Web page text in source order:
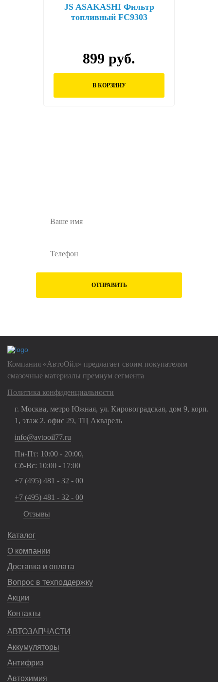
JS ASAKASHI Фильтр
топливный FC9303
899 руб.
В КОРЗИНУ
ОТПРАВИТЬ
Компания «АвтоОйл» предлагает своим покупателям
смазочные материалы премиум сегмента
Политика конфиденциальности
г. Москва, метро Южная, ул. Кировоградская, дом 9, корп.
1, этаж 2. офис 29, ТЦ Акварель
info@avtooil77.ru
Пн-Пт: 10:00 - 20:00,
Сб-Вс: 10:00 - 17:00
+7 (495) 481 - 32 - 00
+7 (495) 481 - 32 - 00
Отзывы
Каталог
О компании
Доставка и оплата
Вопрос в техподдержку
Акции
Контакты
АВТОЗАПЧАСТИ
Аккумуляторы
Антифриз
Автохимия